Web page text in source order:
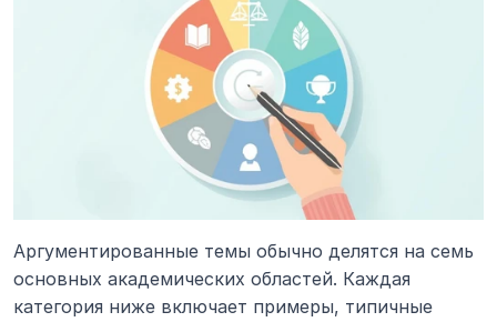
Аргументированные темы обычно делятся на семь
основных академических областей. Каждая
категория ниже включает примеры, типичные